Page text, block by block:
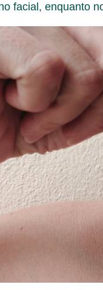
facial, enquanto